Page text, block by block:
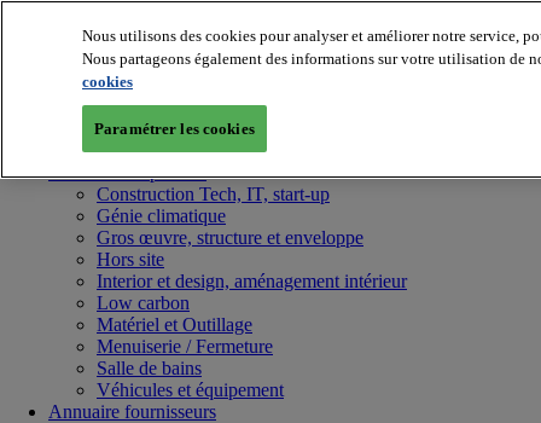
Batiradio
Articles & expertises
Construction Tech, IT, start-up
Génie climatique
Gros œuvre, structure et enveloppe
Hors site
Interior et design, aménagement intérieur
Low carbon
Matériel et Outillage
Menuiserie / Fermeture
Salle de bains
Véhicules et équipement
Annuaire fournisseurs
Nous utilisons des cookies pour analyser et améliorer notre service,
Nous partageons également des informations sur votre utilisation de
cookies
Paramétrer les cookies